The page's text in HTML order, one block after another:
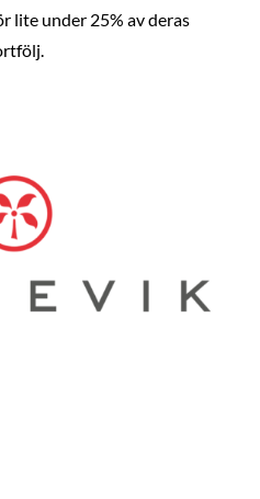
lite under 25% av deras